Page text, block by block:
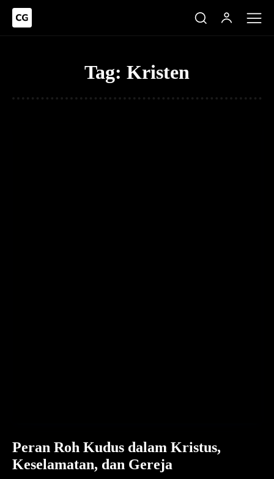
Tag: Kristen
Peran Roh Kudus dalam Kristus,
Keselamatan, dan Gereja